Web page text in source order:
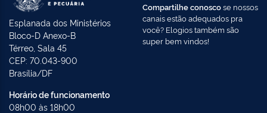
Esplanada dos Ministérios
Bloco-D Anexo-B
Térreo, Sala 45
CEP: 70.043-900
Brasília/DF
Horário de funcionamento
08h00 às 18h00
Compartilhe conoscose nossos
canais estão adequados pra
você? Elogios também são
super bem vindos!